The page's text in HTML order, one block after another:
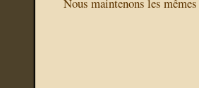
Nous maintenons les